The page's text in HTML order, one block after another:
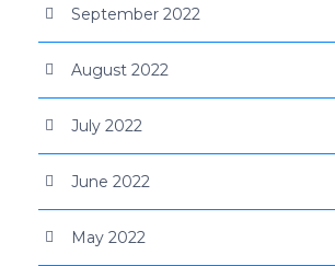
September 2022
August 2022
July 2022
June 2022
May 2022